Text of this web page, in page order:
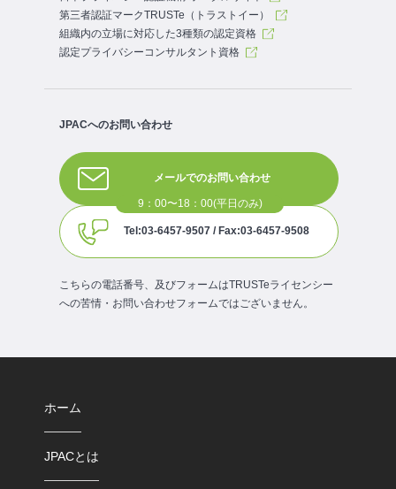
第三者認証マークTRUSTe（トラストイー）
組織内の立場に対応した3種類の認定資格
認定プライバシーコンサルタント資格
JPACへのお問い合わせ
メールでのお問い合わせ
Tel:03-6457-9507 / Fax:03-6457-9508
こちらの電話番号、及びフォームはTRUSTeライセンシー
への苦情・お問い合わせフォームではございません。
ホーム
JPACとは